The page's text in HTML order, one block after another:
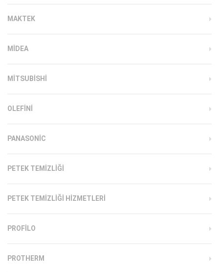
MAKTEK
MIDEA
MITSUBISHI
OLEFINI
PANASONIC
PETEK TEMIZLIĞI
PETEK TEMIZLIĞI HIZMETLERI
PROFILO
PROTHERM